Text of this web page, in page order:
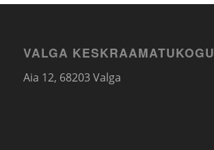
VALGA KESKRAAMATUKOGU
Aia 12, 68203 Valga